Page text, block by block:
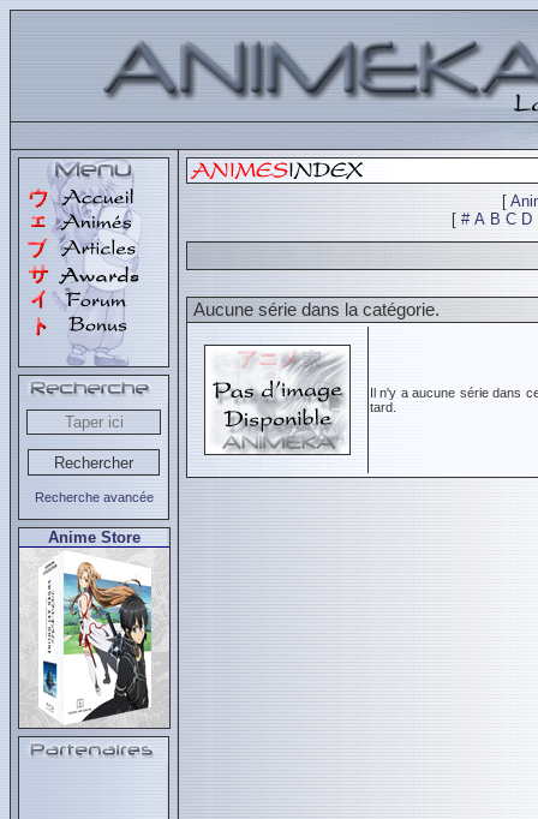
Recherche avancée
Anime Store
[
[ # A B C D
Aucune série dans la catégorie.
Il n'y a aucune série dans
tard.